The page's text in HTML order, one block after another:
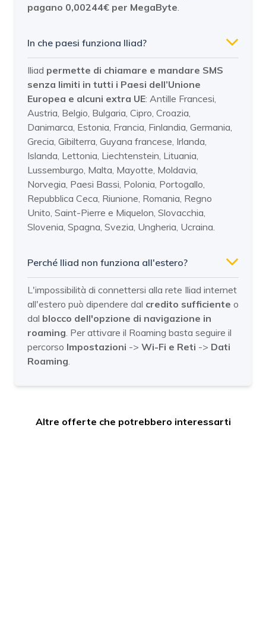
pagano 0,00244€ per MegaByte
In che paesi funziona Iliad?
Iliad permette di chiamare e mandare SMS
senza limiti in tutti i Paesi dell’Unione
Europea e alcuni extra UE: Antille Francesi,
Austria, Belgio, Bulgaria, Cipro, Croazia,
Danimarca, Estonia, Francia, Finlandia, Germania,
Grecia, Gibilterra, Guyana francese, Irlanda,
Islanda, Lettonia, Liechtenstein, Lituania,
Lussemburgo, Malta, Mayotte, Moldavia,
Norvegia, Paesi Bassi, Polonia, Portogallo,
Repubblica Ceca, Riunione, Romania, Regno
Unito, Saint-Pierre e Miquelon, Slovacchia,
Slovenia, Spagna, Svezia, Ungheria, Ucraina.
Perché Iliad non funziona all'estero?
L'impossibilità di connettersi alla rete Iliad internet
all'estero può dipendere dal credito sufficiente o
dal blocco dell'opzione di navigazione in
roaming . Per attivare il Roaming basta seguire il
percorso Impostazioni -> Wi-Fi e Reti -> Dati
Roaming
Altre offerte che potrebbero interessarti